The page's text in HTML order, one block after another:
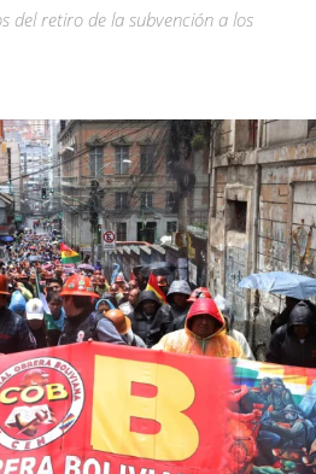
del retiro de la subvención a los